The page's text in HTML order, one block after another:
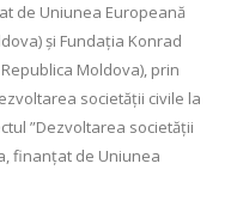
de Uniunea Europeană
și Fundația Konrad
Moldova), prin
societății civile la
”Dezvoltarea societății
finanțat de Uniunea